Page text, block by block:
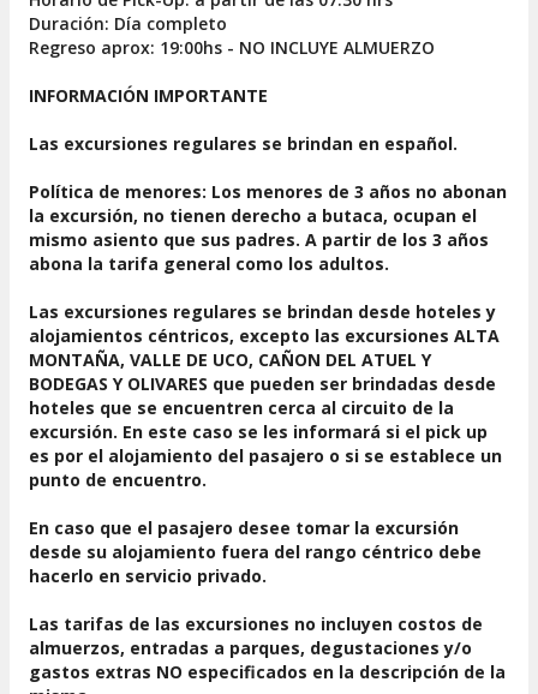
Duración: Día completo
Regreso aprox: 19:00hs - NO INCLUYE ALMUERZO
INFORMACIÓN IMPORTANTE
Las excursiones regulares se brindan en español.
Política de menores: Los menores de 3 años no abonan
la excursión, no tienen derecho a butaca, ocupan el
mismo asiento que sus padres. A partir de los 3 años
abona la tarifa general como los adultos.
Las excursiones regulares se brindan desde hoteles y
alojamientos céntricos, excepto las excursiones ALTA
MONTAÑA, VALLE DE UCO, CAÑON DEL ATUEL Y
BODEGAS Y OLIVARES que pueden ser brindadas desde
hoteles que se encuentren cerca al circuito de la
excursión. En este caso se les informará si el pick up
es por el alojamiento del pasajero o si se establece un
punto de encuentro.
En caso que el pasajero desee tomar la excursión
desde su alojamiento fuera del rango céntrico debe
hacerlo en servicio privado.
Las tarifas de las excursiones no incluyen costos de
almuerzos, entradas a parques, degustaciones y/o
gastos extras NO especificados en la descripción de la